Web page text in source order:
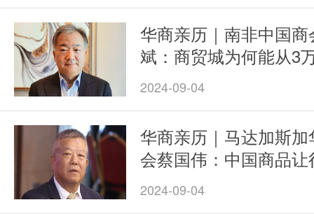
华商亲历｜南非中国商
斌：商贸城为何能从3
2024-09-04
华商亲历｜马达加斯加
会蔡国伟：中国商品让
2024-09-04